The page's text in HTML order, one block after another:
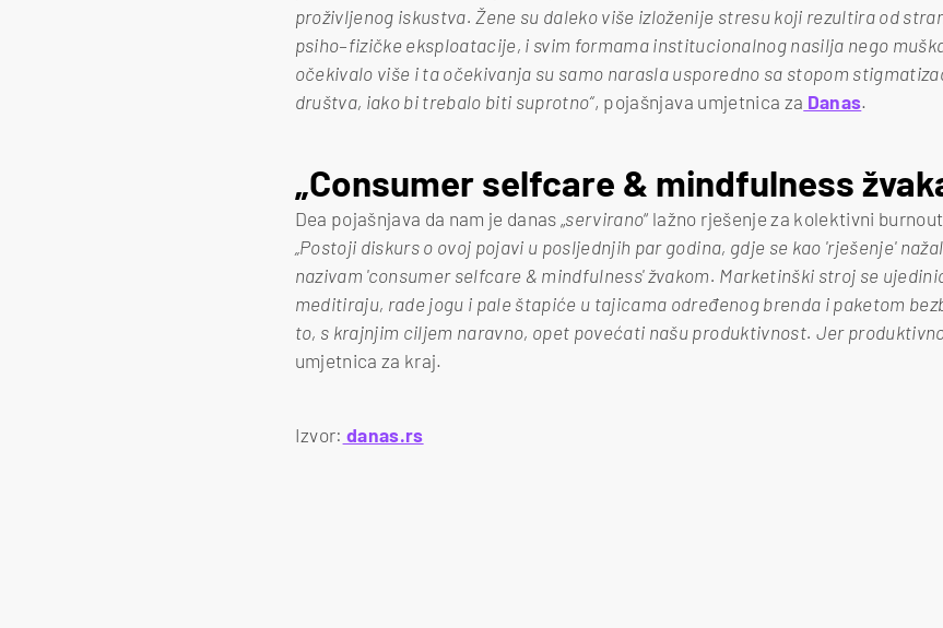
proživljenog iskustva. Žene su daleko više izloženije stresu koji rezultira od
psiho–fizičke eksploatacije, i svim formama institucionalnog nasilja nego
očekivalo više i ta očekivanja su samo narasla usporedno sa stopom
društva, iako bi trebalo biti suprotno“, pojašnjava umjetnica za Danas.
„Consumer selfcare & mindfulness
Dea pojašnjava da nam je danas „servirano“ lažno rješenje za kolektivni
„Postoji diskurs o ovoj pojavi u posljednjih par godina, gdje se kao 'rješenje'
nazivam 'consumer selfcare & mindfulness' žvakom. Marketinški stroj se
meditiraju, rade jogu i pale štapiće u tajicama određenog brenda i paketom
to, s krajnjim ciljem naravno, opet povećati našu produktivnost. Jer
umjetnica za kraj.
Izvor: danas.rs